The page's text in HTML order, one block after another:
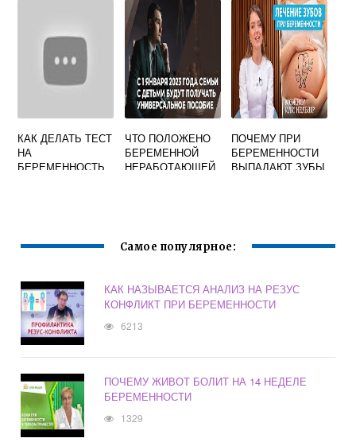
ВСКАРМЛИВАНИИ
ФОРУМ
КАК ДЕЛАТЬ ТЕСТ
НА
БЕРЕМЕННОСТЬ
ЧТО ПОЛОЖЕНО
БЕРЕМЕННОЙ
НЕРАБОТАЮЩЕЙ
ПОЧЕМУ ПРИ
БЕРЕМЕННОСТИ
ВЫПАДАЮТ ЗУБЫ
Самое популярное:
КАК НАЗЫВАЕТСЯ АНАЛИЗ НА РЕЗУС
КОНФЛИКТ ПРИ БЕРЕМЕННОСТИ
6213
ПОЧЕМУ ЖИВОТ БОЛИТ НА 14 НЕДЕЛЕ
БЕРЕМЕННОСТИ
1329